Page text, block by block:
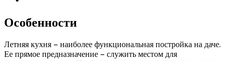
Особенности
Летняя кухня – наиболее функциональная постройка на даче.
Ее прямое предназначение – служить местом для